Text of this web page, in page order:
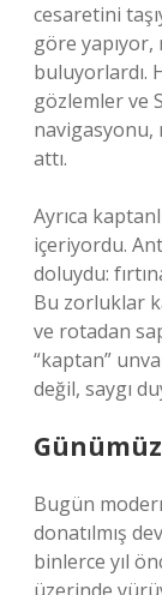
cesaretini
göre yapıyor,
buluyorlardı.
gözlemler ve
attı.
Ayrıca
içeriyordu.
doluydu:
Bu zorluklar
ve rotadan
“kaptan”
değil, saygı
Bugün
donatılmış
binlerce yıl